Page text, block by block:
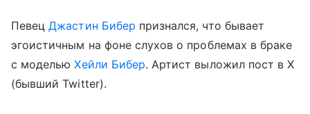
ПевецДжастин Бибер признался, что бывает
эгоистичным на фоне слухов о проблемах в браке
с модельюХейли Бибер. Артист выложил пост в X
(бывший Twitter).